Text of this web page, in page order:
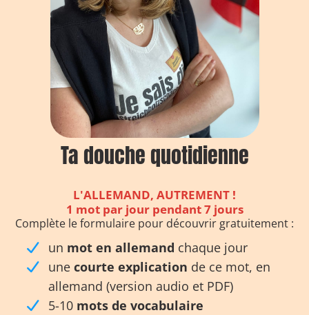
Ta douche quotidienne
L'ALLEMAND, AUTREMENT !
1 mot par jour pendant 7 jours
Complète le formulaire pour découvrir gratuitement :
un mot en allemand chaque jour
une courte explication de ce mot, en
allemand (version audio et PDF)
5-10 mots de vocabulaire